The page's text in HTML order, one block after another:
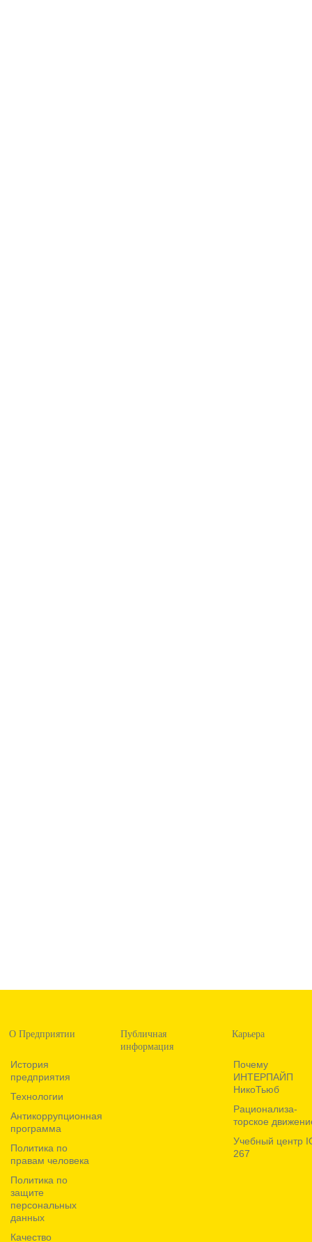
О Предприятии
История
предприятия
Технологии
Антикоррупционная
программа
Политика по
правам человека
Политика по
защите
персональных
данных
Качество
Публичная
информация
Карьера
Почему
ИНТЕРПАЙП
НикоТьюб
Рационализа­
торское
Учебный центр
267